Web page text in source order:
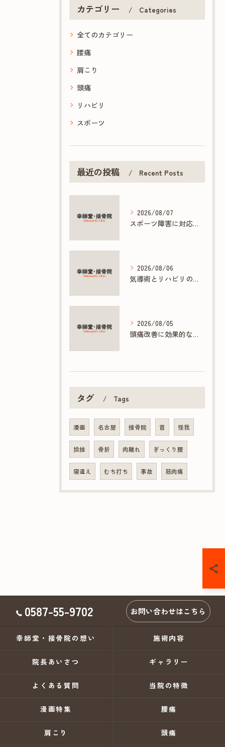
カテゴリー Categories
全てのカテゴリー
腰痛
肩こり
頭痛
リハビリ
スポーツ
最近の投稿 Recent Posts
2026/08/07
スポーツ障害に対応する接骨院の専門施術とは
2026/08/06
気導術とリハビリの連携で促す早期回復法
2026/08/05
頭痛改善に効果的な接骨院の多彩な施術方法
タグ Tags
漫画 名古屋 接骨院 首 怪我
捻挫 骨折 肉離れ ぎっくり腰
寝違え むち打ち 事故 筋肉痛
0587-55-9702 お問い合わせはこちら
幸師堂・接骨院の想い 施術内容
院長あいさつ ギャラリー
よくある質問 当院の特徴
漫画特集 腰痛
肩こり 頭痛